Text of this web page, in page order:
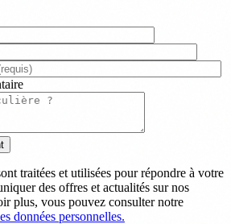
traitées et utilisées pour répondre à votre
des offres et actualités sur nos
plus, vous pouvez consulter notre
données personnelles.